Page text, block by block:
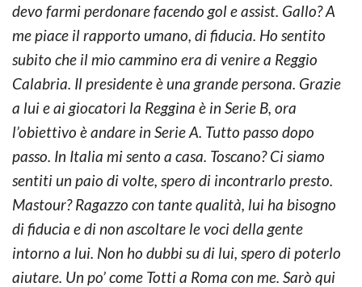
devo farmi perdonare facendo gol e assist. Gallo? A
me piace il rapporto umano, di fiducia. Ho sentito
subito che il mio cammino era di venire a Reggio
Calabria. Il presidente è una grande persona. Grazie
a lui e ai giocatori la Reggina è in Serie B, ora
l’obiettivo è andare in Serie A. Tutto passo dopo
passo. In Italia mi sento a casa. Toscano? Ci siamo
sentiti un paio di volte, spero di incontrarlo presto.
Mastour? Ragazzo con tante qualità, lui ha bisogno
di fiducia e di non ascoltare le voci della gente
intorno a lui. Non ho dubbi su di lui, spero di poterlo
aiutare. Un po’ come Totti a Roma con me. Sarò qui